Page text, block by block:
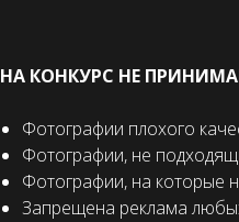
НА КОНКУРС НЕ
Фотографии плохого
Фотографии, не
Фотографии, на которые
Запрещена реклама